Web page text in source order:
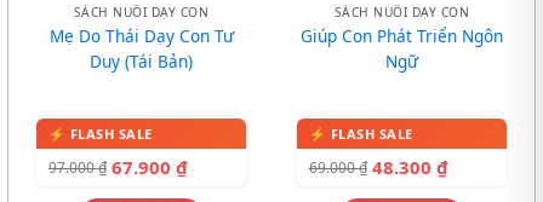
SÁCH NUÔI DẠY CON
Mẹ Do Thái Dạy Con Tư
Duy (Tái Bản)
97.000₫ 67.900 ₫
SÁCH NUÔI DẠY CON
Giúp Con Phát Triển Ngôn
Ngữ
69.000₫ 48.300 ₫